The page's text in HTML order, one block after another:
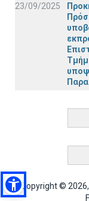
23/09/2025
Copyright ©